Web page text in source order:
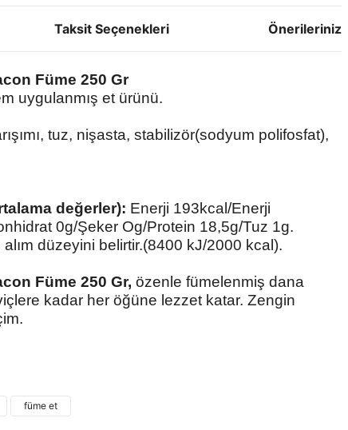
Taksit Seçenekleri Önerileriniz
Füme 250 Gr
uygulanmış et ürünü.
tuz, nişasta, stabilizör(sodyum polifosfat),
değerler): Enerji 193kcal/Enerji
0g/Şeker Og/Protein 18,5g/Tuz 1g.
düzeyini belirtir.(8400 kJ/2000 kcal).
Füme 250 Gr, özenle fümelenmiş dana
kadar her öğüne lezzet katar. Zengin
füme et